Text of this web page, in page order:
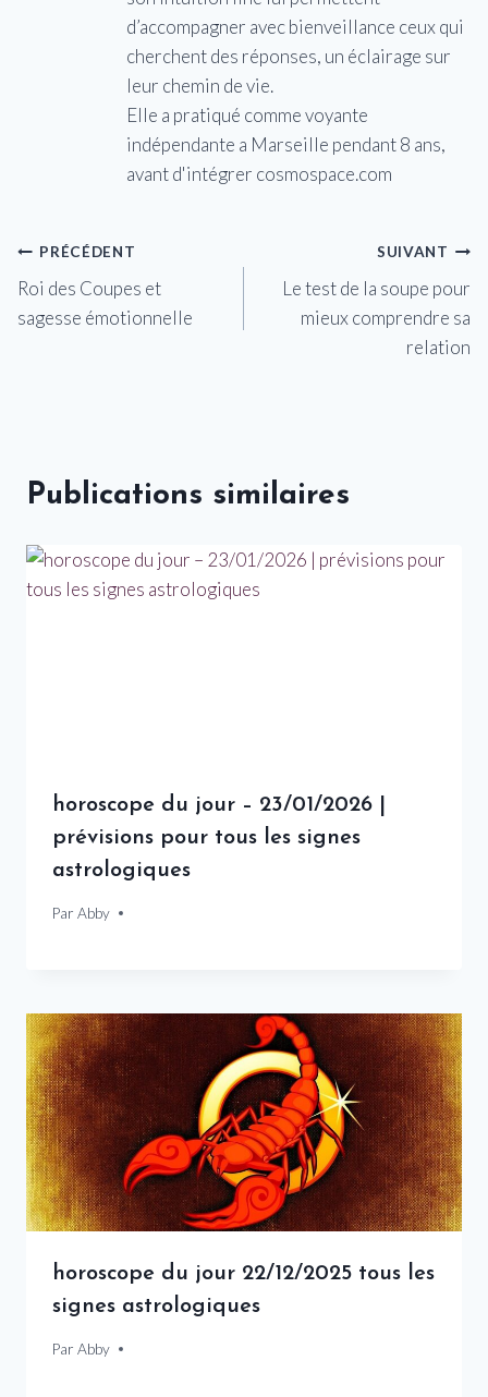
d’accompagner avec bienveillance ceux qui
cherchent des réponses, un éclairage sur
leur chemin de vie.
Elle a pratiqué comme voyante
indépendante a Marseille pendant 8 ans,
avant d'intégrer cosmospace.com
Navigation
de
PRÉCÉDENT
Roi des Coupes et
sagesse émotionnelle
SUIVANT
Le test de la soupe pour
mieux comprendre sa
relation
Publications similaires
horoscope du jour – 23/01/2026 |
prévisions pour tous les signes
astrologiques
Par Abby
23 janvier 2026
horoscope du jour 22/12/2025 tous les
signes astrologiques
Par Abby
22 décembre 2025